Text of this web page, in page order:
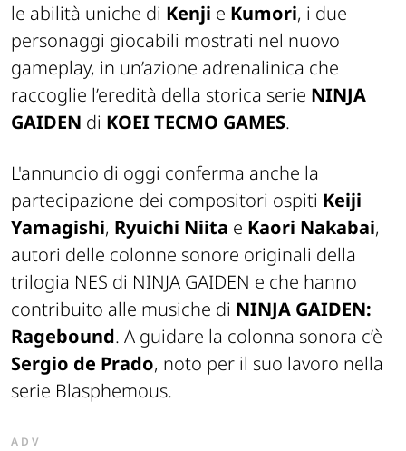
le abilità uniche di Kenji e Kumori, i due
personaggi giocabili mostrati nel nuovo
gameplay, in un’azione adrenalinica che
raccoglie l’eredità della storica serie NINJA
GAIDEN di KOEI TECMO GAMES.
L'annuncio di oggi conferma anche la
partecipazione dei compositori ospiti Keiji
Yamagishi, Ryuichi Niita e Kaori Nakabai,
autori delle colonne sonore originali della
trilogia NES di NINJA GAIDEN e che hanno
contribuito alle musiche di NINJA GAIDEN:
Ragebound. A guidare la colonna sonora c’è
Sergio de Prado, noto per il suo lavoro nella
serie Blasphemous.
ADV